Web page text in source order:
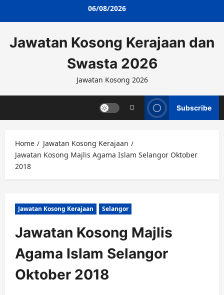
06/08/2026
Jawatan Kosong Kerajaan dan
Swasta 2026
Jawatan Kosong 2026
Subscribe
Home
Jawatan Kosong Kerajaan
Jawatan Kosong Majlis Agama Islam Selangor Oktober
2018
Jawatan Kosong Kerajaan Selangor
Jawatan Kosong Majlis
Agama Islam Selangor
Oktober 2018